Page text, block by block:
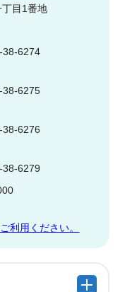
目1番地
6274
6275
6276
6279
利用ください。